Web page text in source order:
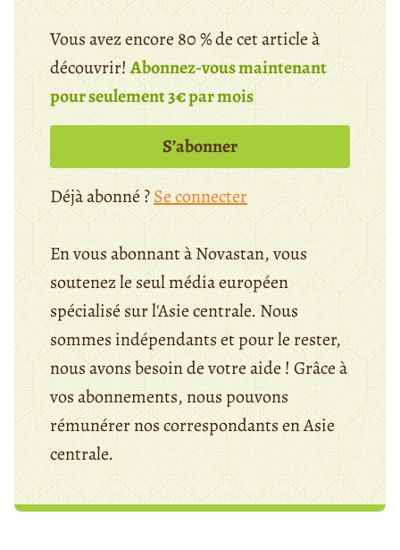
Vous avez encore 80 % de cet article à
découvrir!Abonnez-vous maintenant
pour seulement 3€ par mois
S’abonner
Déjà abonné ?Se connecter
En vous abonnant à Novastan, vous
soutenez le seul média européen
spécialisé sur l'Asie centrale. Nous
sommes indépendants et pour le rester,
nous avons besoin de votre aide ! Grâce à
vos abonnements, nous pouvons
rémunérer nos correspondants en Asie
centrale.